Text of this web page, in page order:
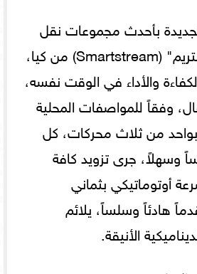
بأحدث مجموعات نقل
الحركة "سمارت ستريم" (Smartstream) من كيا،
والأداء في الوقت نفسه،
وفقاً للمواصفات المحلية
من ثلاث محركات، كل
وسهلاً، جرى تزويد كافة
أوتوماتيكي بثماني
هادئاً وسلساً، يلائم
الأنيقة.